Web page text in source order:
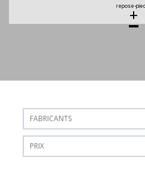
repose-
+
FABRICANTS
PRIX